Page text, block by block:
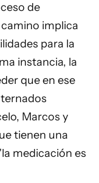
de
implica
para la
instancia, la
que en ese
Marcos y
tienen una
medicación es